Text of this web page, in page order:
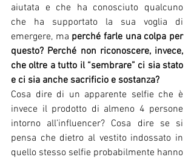
aiutata e che ha conosciuto qualcuno
che ha supportato la sua voglia di
emergere, ma perché farle una colpa per
questo? Perché non riconoscere, invece,
che oltre a tutto il “sembrare” ci sia stato
e ci sia anche sacrificio e sostanza?
Cosa dire di un apparente selfie che è
invece il prodotto di almeno 4 persone
intorno all’influencer? Cosa dire se si
pensa che dietro al vestito indossato in
quello stesso selfie probabilmente hanno